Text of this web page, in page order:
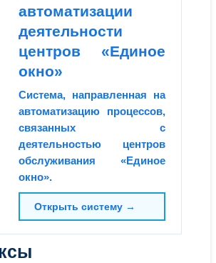
автоматизации
деятельности
центров «Единое
окно»
Система, направленная на
автоматизацию процессов,
связанных с
деятельностью центров
обслуживания «Единое
окно».
Открыть систему →